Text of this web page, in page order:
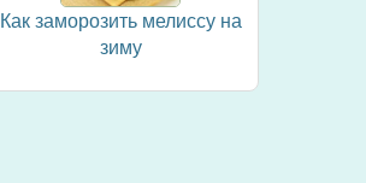
Как заморозить мелиссу на
зиму